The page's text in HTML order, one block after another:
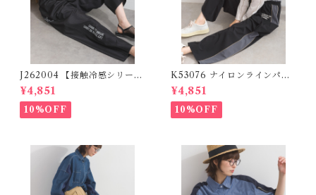
J262004 【接触冷感シリー
ズ】 ツイルワーク風ロゴパン
ツ / Cool Touch Twill Work
Logo Pants (残りわずか)
¥4,851
10%OFF
K53076 ナイロンラインパン
ツ / Nylon Line Pants (残り
わずか)
¥4,851
10%OFF